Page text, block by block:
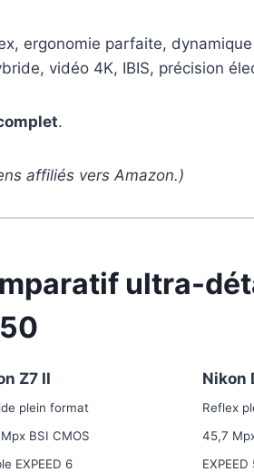
ergonomie parfaite,
vidéo 4K, IBIS, précision
.
affiliés vers Amazon.)
ultra-
Z7 II Nikon
plein format
Reflex
BSI CMOS
45,7
EXPEED 6
EXPEED